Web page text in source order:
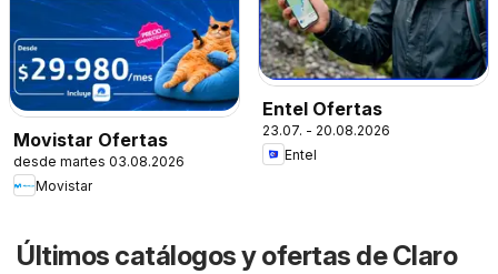
Movistar Ofertas
desde martes 03.08.2026
Movistar
Entel Ofertas
23.07. - 20.08.2026
Entel
Últimos catálogos y ofertas de Claro